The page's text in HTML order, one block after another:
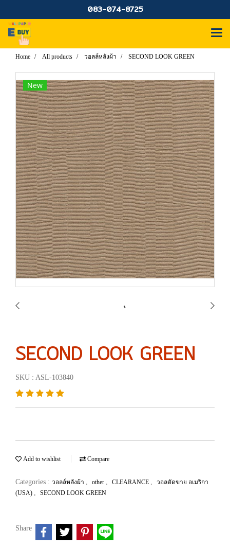
083-074-8725
Home All products วอลล์หลังผ้า SECOND LOOK GREEN
New
SECOND LOOK GREEN
SKU : ASL-103840
Add to wishlist Compare
Categories : วอลล์หลังผ้า , other , CLEARANCE ,
วอลตัดขาย อเมริกา
(USA) , SECOND LOOK GREEN
Share